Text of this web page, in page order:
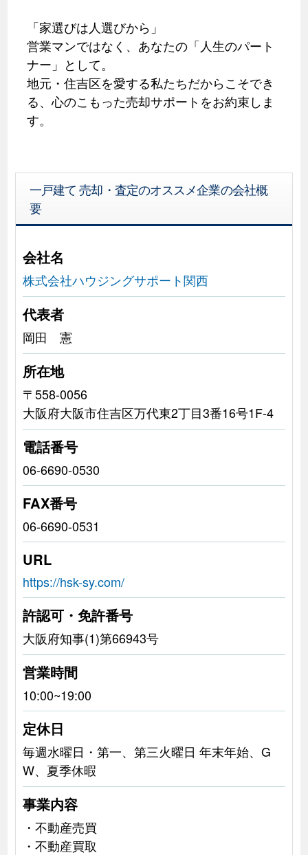
「家選びは人選びから」
営業マンではなく、あなたの「人生のパート
ナー」として。
地元・住吉区を愛する私たちだからこそでき
る、心のこもった売却サポートをお約束しま
す。
一戸建て 売却・査定のオススメ企業の会社概
要
会社名
株式会社ハウジングサポート関西
代表者
岡田 憲
所在地
〒558-0056
大阪府大阪市住吉区万代東2丁目3番16号1F-4
電話番号
06-6690-0530
FAX番号
06-6690-0531
URL
https://hsk-sy.com/
許認可・免許番号
大阪府知事(1)第66943号
営業時間
10:00~19:00
定休日
毎週水曜日・第一、第三火曜日 年末年始、G
W、夏季休暇
事業内容
・不動産売買
・不動産買取